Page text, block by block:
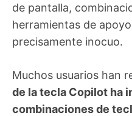
de pantalla,
herramientas de
precisamente inocuo.
Muchos usuarios han
de la tecla Copilot ha
combinaciones de